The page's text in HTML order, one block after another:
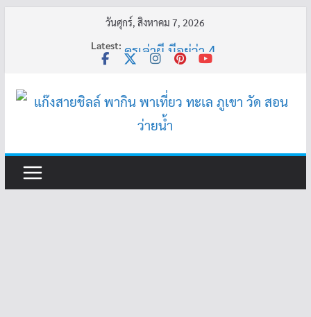
วันศุกร์, สิงหาคม 7, 2026
Latest:
ครูเล่าผี มีอยู่ว่า 4
ครูเล่าผี มีอยู่ว่า 5
คุณยายบัวลอย